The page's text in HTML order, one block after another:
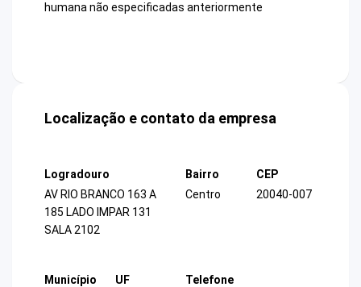
humana não especificadas anteriormente
Localização e contato da empresa
Logradouro
AV RIO BRANCO 163 A
185 LADO IMPAR 131
SALA 2102
Bairro
Centro
CEP
20040-007
Município
UF
Telefone